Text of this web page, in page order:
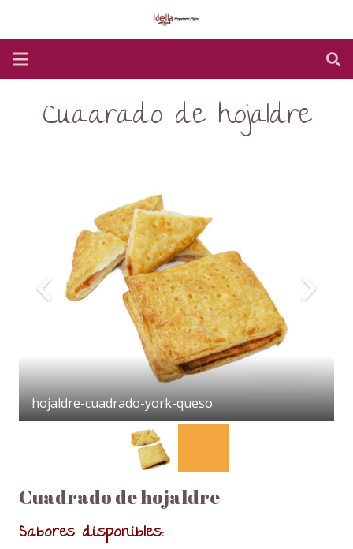
Cuadrado de hojaldre
hojaldre-cuadrado-york-queso
Cuadrado de hojaldre
Sabores disponibles: